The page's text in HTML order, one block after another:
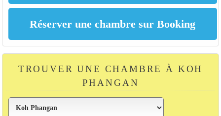
TROUVER UNE CHAMBRE À KOH
PHANGAN